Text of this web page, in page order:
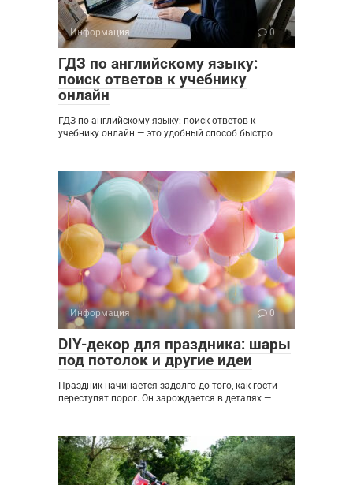
Информация 0
ГДЗ по английскому языку:
поиск ответов к учебнику
онлайн
ГДЗ по английскому языку: поиск ответов к
учебнику онлайн — это удобный способ быстро
Информация 0
DIY-декор для праздника: шары
под потолок и другие идеи
Праздник начинается задолго до того, как гости
переступят порог. Он зарождается в деталях —